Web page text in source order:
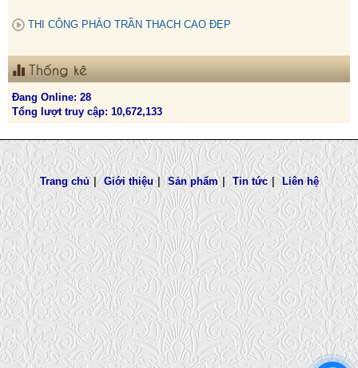
THI CÔNG PHÀO TRẦN THẠCH CAO ĐẸP
Thống kê
Đang Online: 28
Tổng lượt truy cập: 10,672,133
Trang chủ | Giới thiệu | Sản phẩm | Tin tức | Liên hệ